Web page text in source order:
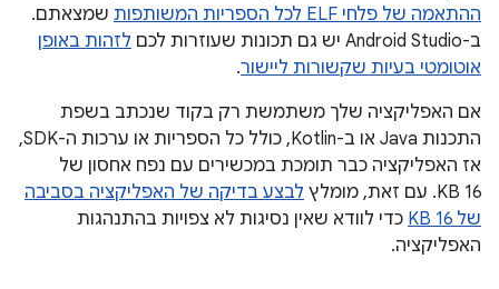
ההתאמה של פלחי ELF לכל הספריות המשותפות
שמצאתם.
ב-Android Studio יש גם תכונות שעוזרות לכם
לזהות באופן
אוטומטי בעיות שקשורות ליישור.
אם האפליקציה שלך משתמשת רק בקוד שנכתב בשפת
התכנות Java או ב-Kotlin, כולל כל הספריות או ערכות ה-SDK,
אז האפליקציה כבר תומכת במכשירים עם נפח אחסון של
16 KB. עם זאת, מומלץ
לבצע בדיקה של האפליקציה בסביבה
של 16 KB
כדי לוודא שאין נסיגות לא צפויות בהתנהגות
האפליקציה.